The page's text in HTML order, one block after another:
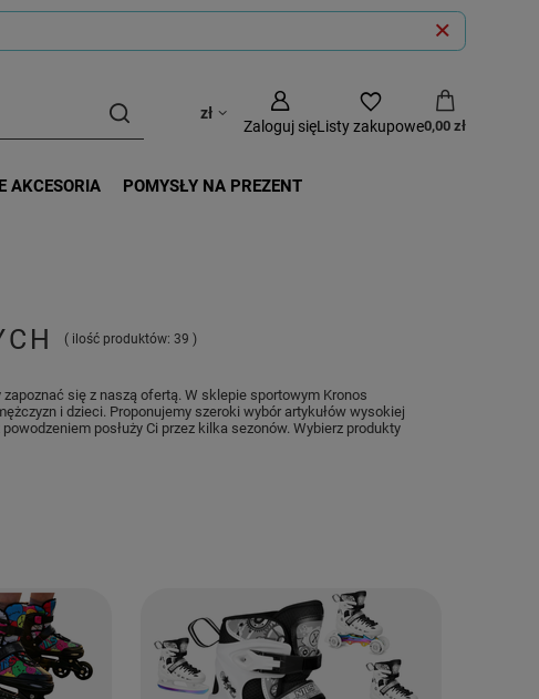
zł
Zaloguj sięListy zakupowe0,00 zł
AKCESORIA
POMYSŁY NA PREZENT
( ilość produktów: 39 )
się z naszą ofertą. W sklepie sportowym Kronos
i dzieci. Proponujemy szeroki wybór artykułów wysokiej
posłuży Ci przez kilka sezonów. Wybierz produkty